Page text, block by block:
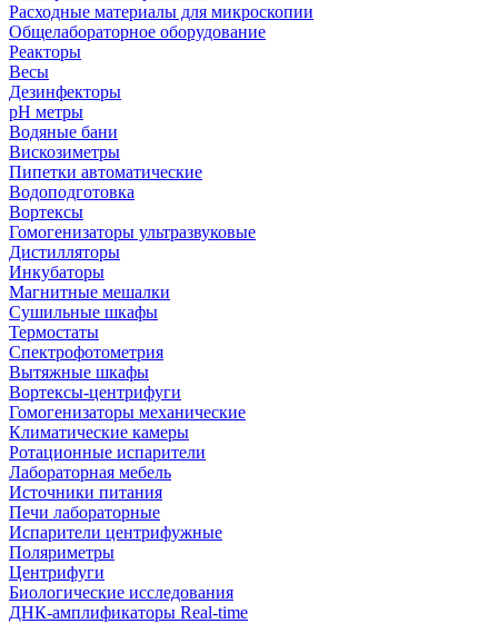
Расходные материалы для микроскопии
Общелабораторное оборудование
Реакторы
Весы
Дезинфекторы
рН метры
Водяные бани
Вискозиметры
Пипетки автоматические
Водоподготовка
Вортексы
Гомогенизаторы ультразвуковые
Дистилляторы
Инкубаторы
Магнитные мешалки
Сушильные шкафы
Термостаты
Спектрофотометрия
Вытяжные шкафы
Вортексы-центрифуги
Гомогенизаторы механические
Климатические камеры
Ротационные испарители
Лабораторная мебель
Источники питания
Печи лабораторные
Испарители центрифужные
Поляриметры
Центрифуги
Биологические исследования
ДНК-амплификаторы Real-time